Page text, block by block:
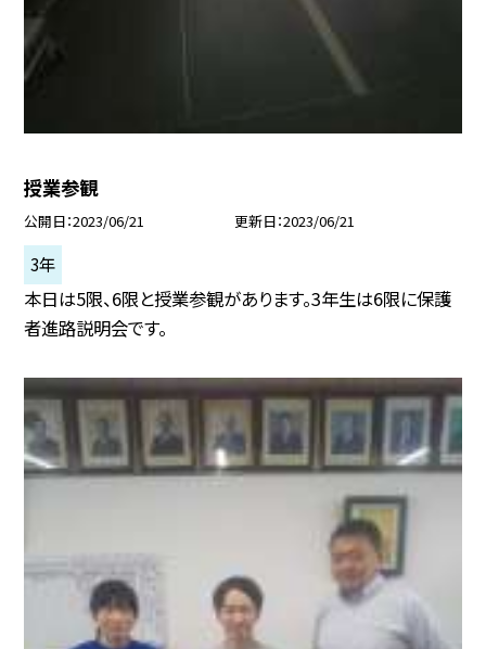
授業参観
公開日 2023/06/21 更新日 2023/06/21
3年
本日は5限、6限と授業参観があります。3年生は6限に保護
者進路説明会です。